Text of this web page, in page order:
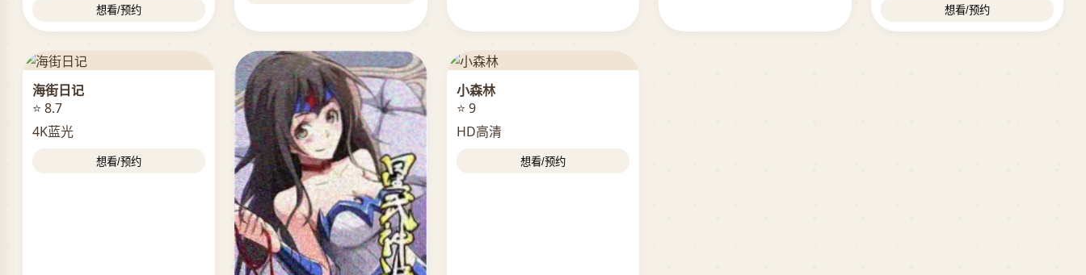
想看/预约 想看/预约
海街日记
⭐ 8.7
4K蓝光
想看/预约
小森林
⭐ 9
HD高清
想看/预约